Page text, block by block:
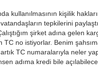
kullanılmasının kişilik
tepkilerini
şirket adına gelen
no istiyorlar. Benim
TC numaralarıyla neler
adıma kredi bile